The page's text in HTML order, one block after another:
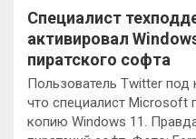
Специалист
активировал
пиратского софта
Пользователь Twitter под
что специалист Microsoft
копию Windows 11.